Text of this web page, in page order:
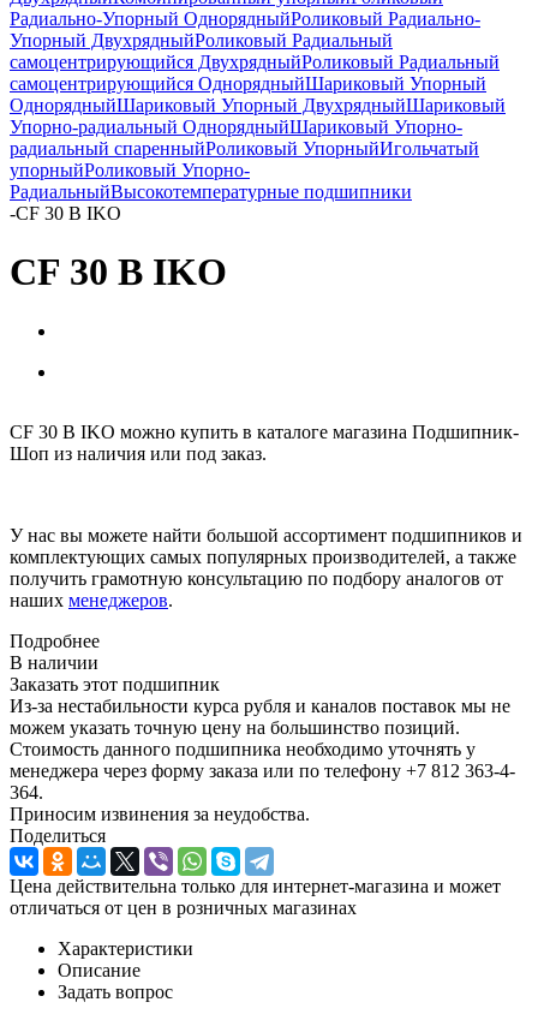
Радиально-Упорный ОднорядныйРоликовый Радиально-
Упорный ДвухрядныйРоликовый Радиальный
самоцентрирующийся ДвухрядныйРоликовый Радиальный
самоцентрирующийся ОднорядныйШариковый Упорный
ОднорядныйШариковый Упорный ДвухрядныйШариковый
Упорно-радиальный ОднорядныйШариковый Упорно-
радиальный спаренныйРоликовый УпорныйИгольчатый
упорныйРоликовый Упорно-
РадиальныйВысокотемпературные подшипники
-CF 30 B IKO
CF 30 B IKO
CF 30 B IKO можно купить в каталоге магазина Подшипник-
Шоп из наличия или под заказ.
У нас вы можете найти большой ассортимент подшипников и
комплектующих самых популярных производителей, а также
получить грамотную консультацию по подбору аналогов от
наших менеджеров.
Подробнее
В наличии
Заказать этот подшипник
Из-за нестабильности курса рубля и каналов поставок мы не
можем указать точную цену на большинство позиций.
Стоимость данного подшипника необходимо уточнять у
менеджера через форму заказа или по телефону +7 812 363-4-
364.
Приносим извинения за неудобства.
Поделиться
Цена действительна только для интернет-магазина и может
отличаться от цен в розничных магазинах
Характеристики
Описание
Задать вопрос